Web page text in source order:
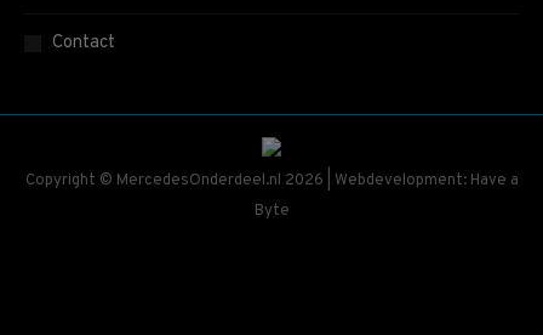
Contact
Copyright © MercedesOnderdeel.nl 2026 | Webdevelopment: Have a
Byte